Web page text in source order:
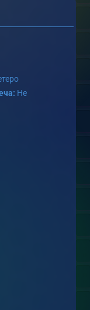
Rush Fox
Не